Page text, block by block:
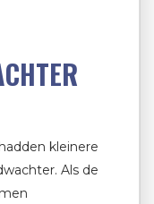
kleinere
Als de